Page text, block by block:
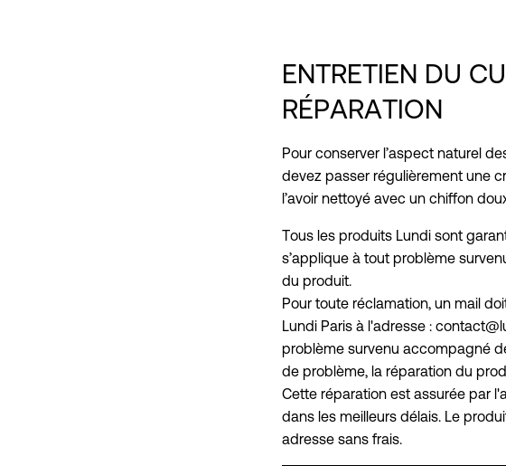
ENTRETIEN DU
RÉPARATION
Pour conserver l’aspect naturel
devez passer régulièrement une
l’avoir nettoyé avec un chiffon
Tous les produits Lundi sont
s’applique à tout problème
du produit.
Pour toute réclamation, un mail
Lundi Paris à l'adresse :
problème survenu accompagné
de problème, la réparation du
Cette réparation est assurée par
dans les meilleurs délais. Le
adresse sans frais.